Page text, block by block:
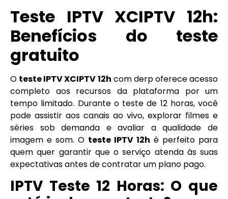
Teste IPTV XCIPTV 12h:
Benefícios do teste
gratuito
O teste IPTV XCIPTV 12h com derp oferece acesso
completo aos recursos da plataforma por um
tempo limitado. Durante o teste de 12 horas, você
pode assistir aos canais ao vivo, explorar filmes e
séries sob demanda e avaliar a qualidade de
imagem e som. O teste IPTV 12h é perfeito para
quem quer garantir que o serviço atenda às suas
expectativas antes de contratar um plano pago.
IPTV Teste 12 Horas: O que